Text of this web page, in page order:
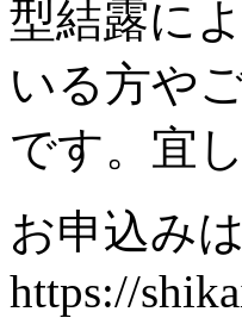
型結露に
いる方や
です。宜
お申込み
https://